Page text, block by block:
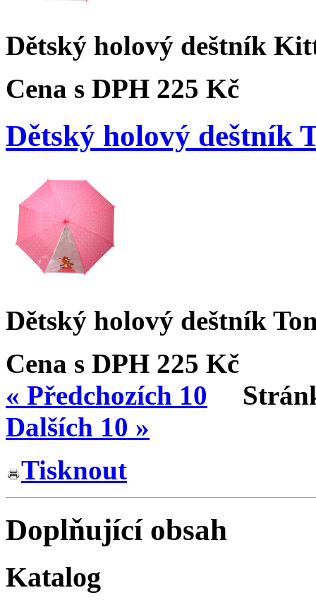
Dětský holový deštník
Cena s DPH 225 Kč
Dětský holový deštník
Dětský holový deštník
Cena s DPH 225 Kč
« Předchozích 10
Dalších 10 »
Tisknout
Doplňující obsah
Katalog